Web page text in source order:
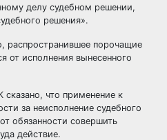
делу судебном решении,
решения».
распространившее порочащие
от исполнения вынесенного
сказано, что применение к
за неисполнение судебного
обязанности совершить
действие.